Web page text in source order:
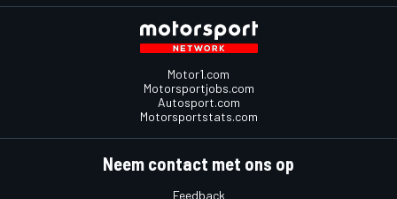
Motor1.com
Motorsportjobs.com
Autosport.com
Motorsportstats.com
Neem contact met ons op
Feedback